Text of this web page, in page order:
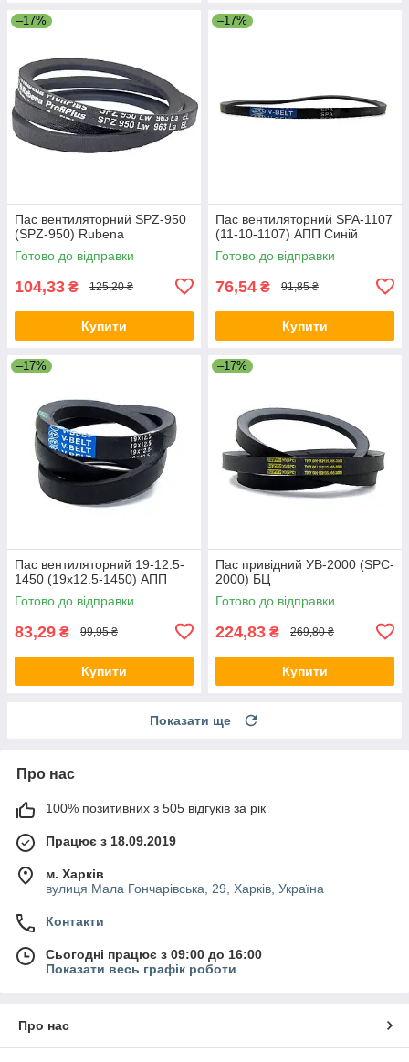
–17%
Пас вентиляторний SPZ-950
(SPZ-950) Rubena
Готово до відправки
104,33 ₴ 125,20 ₴
Купити
–17%
Пас вентиляторний SPA-1107
(11-10-1107) АПП Синій
Готово до відправки
76,54 ₴ 91,85 ₴
Купити
–17%
Пас вентиляторний 19-12.5-
1450 (19x12.5-1450) АПП
Готово до відправки
83,29 ₴ 99,95 ₴
Купити
–17%
Пас привідний УВ-2000 (SPC-
2000) БЦ
Готово до відправки
224,83 ₴ 269,80 ₴
Купити
Показати ще
Про нас
100% позитивних з 505 відгуків за рік
Працює з 18.09.2019
м. Харків
вулиця Мала Гончарівська, 29, Харків, Україна
Контакти
Сьогодні працює з 09:00 до 16:00
Показати весь графік роботи
Про нас